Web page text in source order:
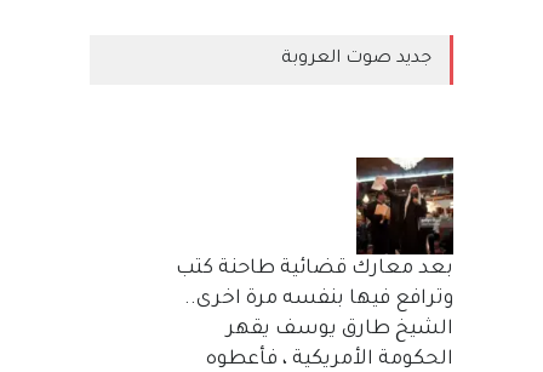
جديد صوت العروبة
بعد معارك قضائية طاحنة كتب
وترافع فيها بنفسه مرة اخرى..
الشيخ طارق يوسف يقهر
الحكومة الأمريكية ، فأعطوه